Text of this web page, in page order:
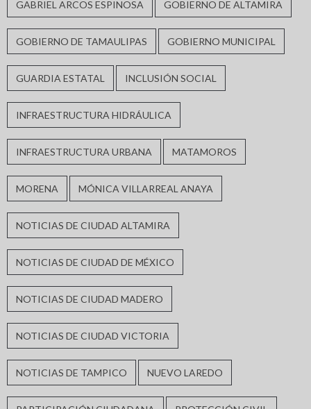
GABRIEL ARCOS ESPINOSA GOBIERNO DE ALTAMIRA
GOBIERNO DE TAMAULIPAS GOBIERNO MUNICIPAL
GUARDIA ESTATAL INCLUSIÓN SOCIAL
INFRAESTRUCTURA HIDRÁULICA
INFRAESTRUCTURA URBANA MATAMOROS
MORENA MÓNICA VILLARREAL ANAYA
NOTICIAS DE CIUDAD ALTAMIRA
NOTICIAS DE CIUDAD DE MÉXICO
NOTICIAS DE CIUDAD MADERO
NOTICIAS DE CIUDAD VICTORIA
NOTICIAS DE TAMPICO NUEVO LAREDO